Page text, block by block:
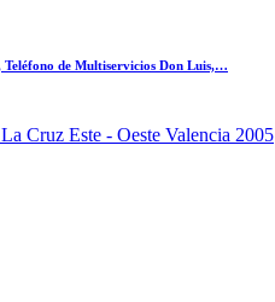
de Multiservicios Don Luis,…
Cruz Este - Oeste Valencia 2005